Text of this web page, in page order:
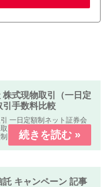
株式現物取引（一日定
引手数料比較
一日定額制ネット証券会
引の「株式手数料比較表
制）」を作成しました。何
「パソコン、スマートフォ
ト」で簡単に口座開設・
リック（スマホはタッ...
託 キャンペーン 記事